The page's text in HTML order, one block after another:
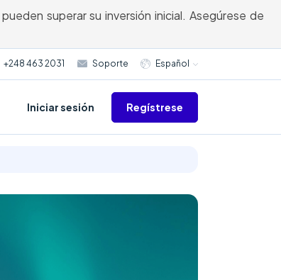
superar su inversión inicial. Asegúrese de
+248 463 2031 Soporte Español
Iniciar sesión Regístrese